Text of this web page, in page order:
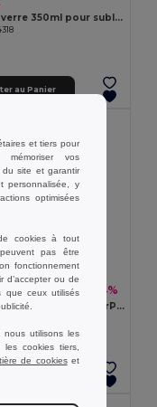
Mug en verre 350ml pour sublimation
au Panier
€ -4%
Bouteille PET recyclé (100% rPET) translucide, finition brillante 600 mL
+5 Couleurs
et tiers pour
mémoriser vos
du site et garantir
personnalisée, y
optimisées
cookies à tout
pas être
fonctionnement
d’accepter ou de
que ceux utilisés
utilisons les
cookies tiers,
de cookieset